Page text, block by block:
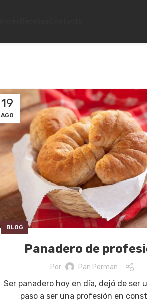
19
AGO
BLOG
Panadero de
Por Pan Perman
Ser panadero hoy en día, dejó de ser
paso a ser una profesión en